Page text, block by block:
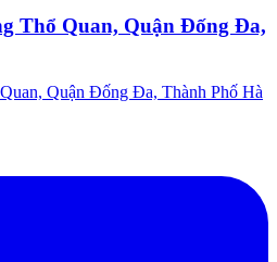
Thổ Quan, Quận Đống Đa,
Quận Đống Đa, Thành Phố Hà